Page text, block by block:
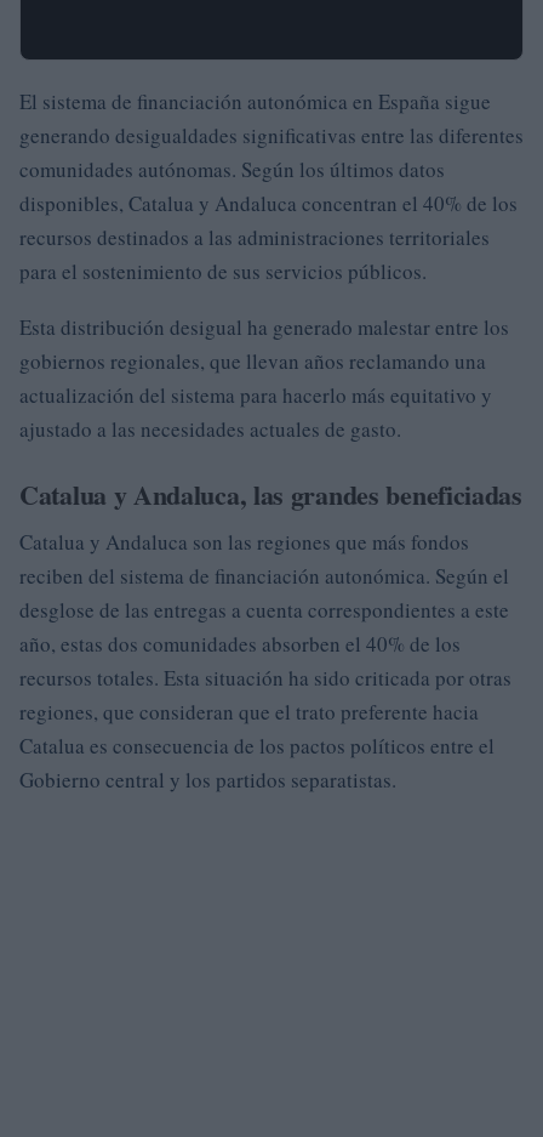
El sistema de financiación autonómica en España sigue
generando desigualdades significativas entre las diferentes
comunidades autónomas. Según los últimos datos
disponibles, Catalua y Andaluca concentran el 40% de los
recursos destinados a las administraciones territoriales
para el sostenimiento de sus servicios públicos.
Esta distribución desigual ha generado malestar entre los
gobiernos regionales, que llevan años reclamando una
actualización del sistema para hacerlo más equitativo y
ajustado a las necesidades actuales de gasto.
Catalua y Andaluca, las grandes beneficiadas
Catalua y Andaluca son las regiones que más fondos
reciben del sistema de financiación autonómica. Según el
desglose de las entregas a cuenta correspondientes a este
año, estas dos comunidades absorben el 40% de los
recursos totales. Esta situación ha sido criticada por otras
regiones, que consideran que el trato preferente hacia
Catalua es consecuencia de los pactos políticos entre el
Gobierno central y los partidos separatistas.